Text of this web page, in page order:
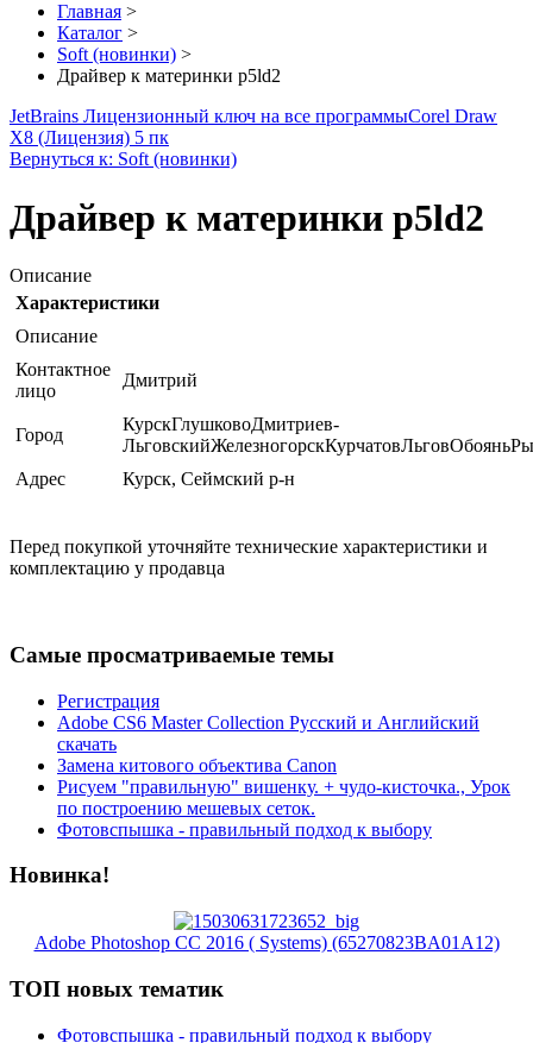
Главная >
Каталог >
Soft (новинки) >
Драйвер к материнки p5ld2
JetBrains Лицензионный ключ на все программыCorel Draw
X8 (Лицензия) 5 пк
Вернуться к: Soft (новинки)
Драйвер к материнки p5ld2
Описание
Характеристики
Описание
Контактное
лицо
Дмитрий
Город
КурскГлушковоДмитриев-
Адрес
Курск, Сеймский р-н
Перед покупкой уточняйте технические характеристики и
комплектацию у продавца
Самые просматриваемые темы
Регистрация
Adobe CS6 Master Collection Русский и Английский
скачать
Замена китового объектива Canon
Рисуем "правильную" вишенку. + чудо-кисточка., Урок
по построению мешевых сеток.
Фотовспышка - правильный подход к выбору
Новинка!
Adobe Photoshop CC 2016 ( Systems) (65270823BA01A12)
ТОП новых тематик
Фотовспышка - правильный подход к выбору